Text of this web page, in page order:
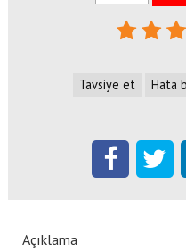
Tavsiye et Hata
Açıklama